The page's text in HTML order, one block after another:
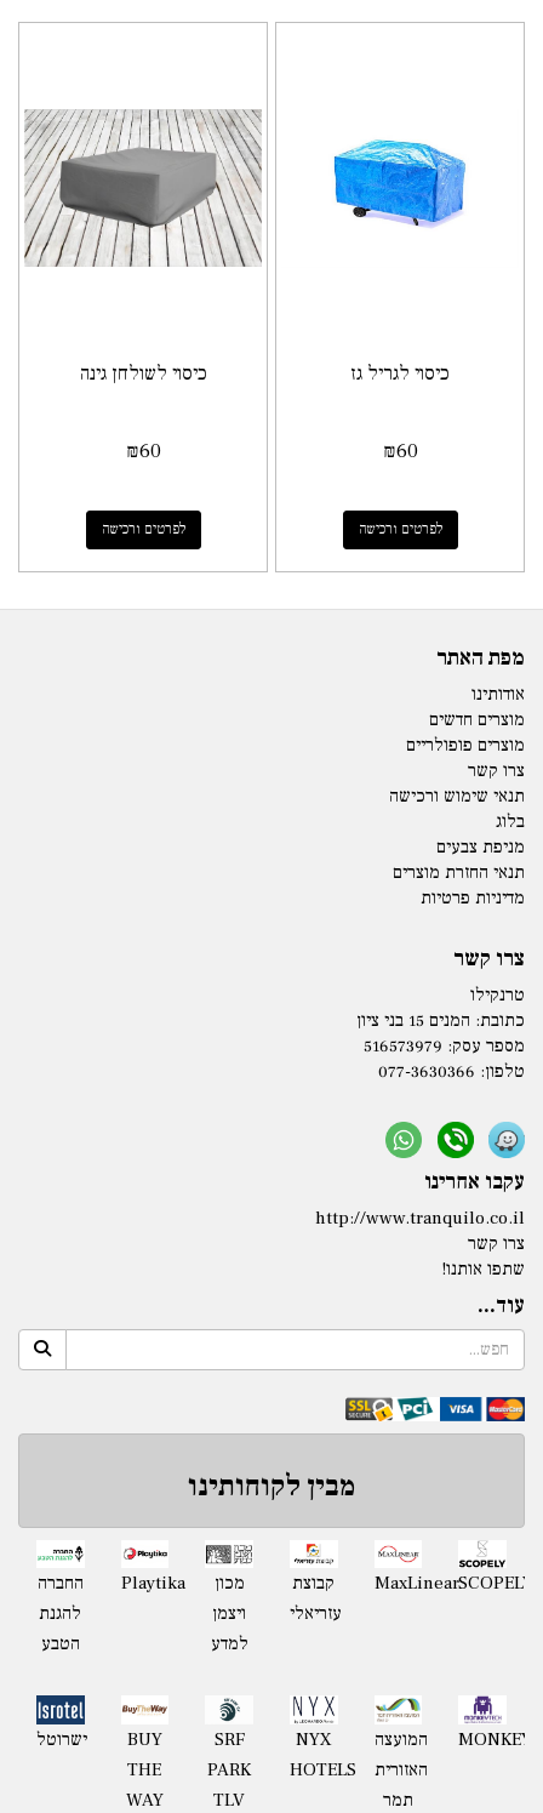
כיסוי לגריל גז
₪60
לפרטים ורכישה
כיסוי לשולחן גינה
₪60
לפרטים ורכישה
מפת האתר
אודותינו
מוצרים חדשים
מוצרים פופולריים
צרו קשר
תנאי שימוש ורכישה
בלוג
מניפת צבעים
תנאי החזרת מוצרים
מדיניות פרטיות
צרו קשר
טרנקילו
כתובת: המנים 15 בני ציון
מספר עסק: 516573979
טלפון: 077-3630366
עקבו אחרינו
http://www.tranquilo.co.il
צרו קשר
שתפו אותנו!
עוד...
מבין לקוחותינו
החברה
להגנת
הטבע
Playtika
מכון
ויצמן
למדע
קבוצת
עזריאלי
MaxLinearSCOPELY
ישרוטל
BUY
THE
WAY
SRF
PARK
TLV
NYX
HOTELS
המועצה
האזורית
תמר